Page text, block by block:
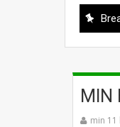
MIN
min 11